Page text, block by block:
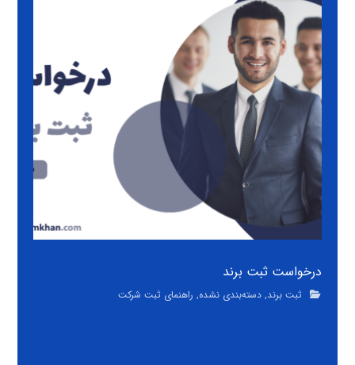
درخواست ثبت برند
ثبت برند,دسته‌بندی نشده, راهنمای ثبت شرکت